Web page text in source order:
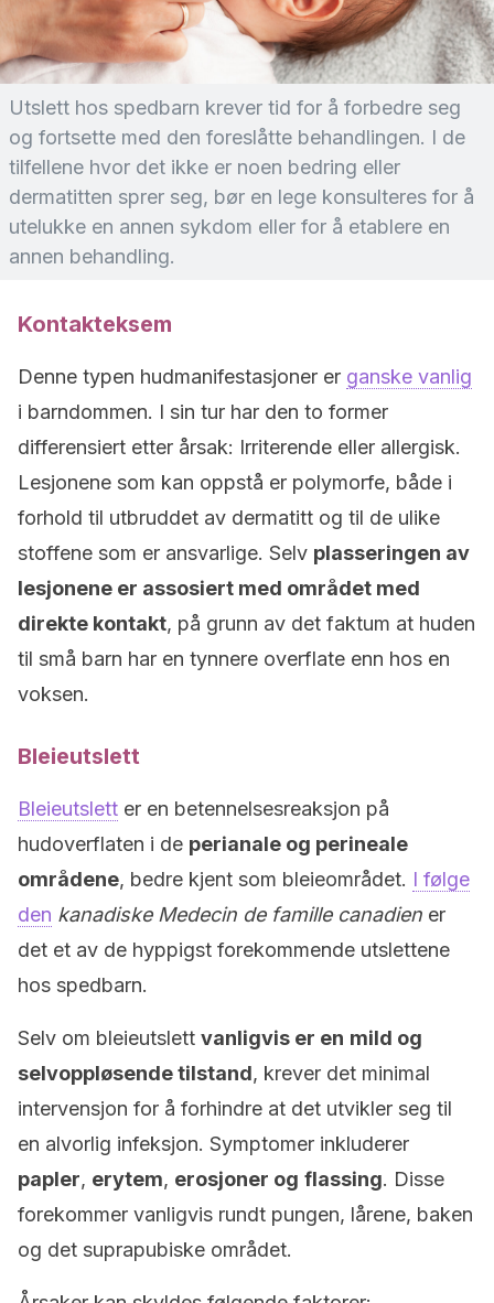
Utslett hos spedbarn krever tid for å forbedre seg
og fortsette med den foreslåtte behandlingen. I de
tilfellene hvor det ikke er noen bedring eller
dermatitten sprer seg, bør en lege konsulteres for å
utelukke en annen sykdom eller for å etablere en
annen behandling.
Kontakteksem
Denne typen hudmanifestasjoner er ganske vanlig
i barndommen. I sin tur har den to former
differensiert etter årsak: Irriterende eller allergisk.
Lesjonene som kan oppstå er polymorfe, både i
forhold til utbruddet av dermatitt og til de ulike
stoffene som er ansvarlige. Selv plasseringen av
lesjonene er assosiert med området med
direkte kontakt, på grunn av det faktum at huden
til små barn har en tynnere overflate enn hos en
voksen.
Bleieutslett
Bleieutslett er en betennelsesreaksjon på
hudoverflaten i de perianale og perineale
områdene, bedre kjent som bleieområdet. I følge
den kanadiske Medecin de famille canadien er
det et av de hyppigst forekommende utslettene
hos spedbarn.
Selv om bleieutslett vanligvis er en mild og
selvoppløsende tilstand, krever det minimal
intervensjon for å forhindre at det utvikler seg til
en alvorlig infeksjon. Symptomer inkluderer
papler, erytem, erosjoner og flassing. Disse
forekommer vanligvis rundt pungen, lårene, baken
og det suprapubiske området.